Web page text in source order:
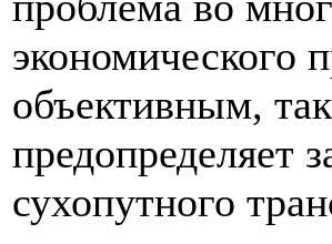
экономического
объективным,
предопределяет
сухопутного